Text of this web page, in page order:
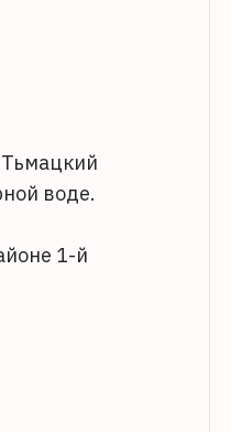
воде.
1-й